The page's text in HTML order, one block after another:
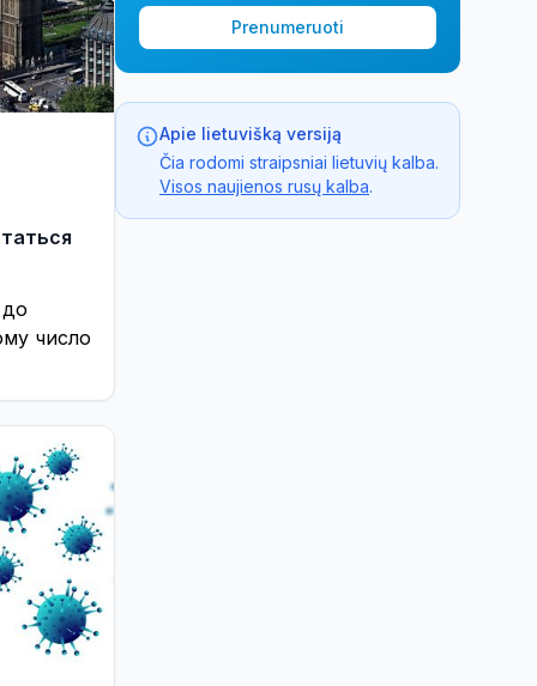
число
Prenumeruoti
Apie lietuvišką versiją
Čia rodomi straipsniai lietuvių kalba.
Visos naujienos rusų kalba.